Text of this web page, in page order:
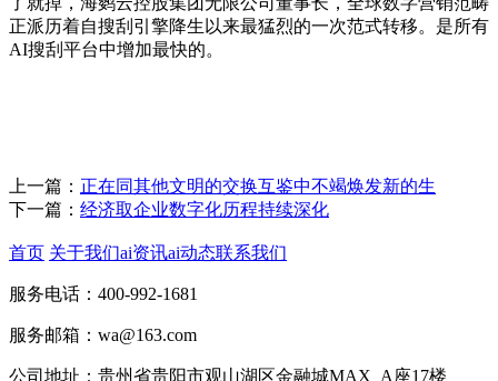
正派历着自搜刮引擎降生以来最猛烈的一次范式转移。是所有
AI搜刮平台中增加最快的。
上一篇： 正在同其他文明的交换互鉴中不竭焕发新的生
下一篇： 经济取企业数字化历程持续深化
首页 关于我们ai资讯ai动态联系我们
服务电话：400-992-1681
服务邮箱：wa@163.com
公司地址：贵州省贵阳市观山湖区金融城MAX_A座17楼